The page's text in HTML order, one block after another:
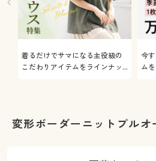
着るだけでサマになる主役級の
こだわりアイテムをラインナッ
今
ム
変形ボーダーニットプルオ